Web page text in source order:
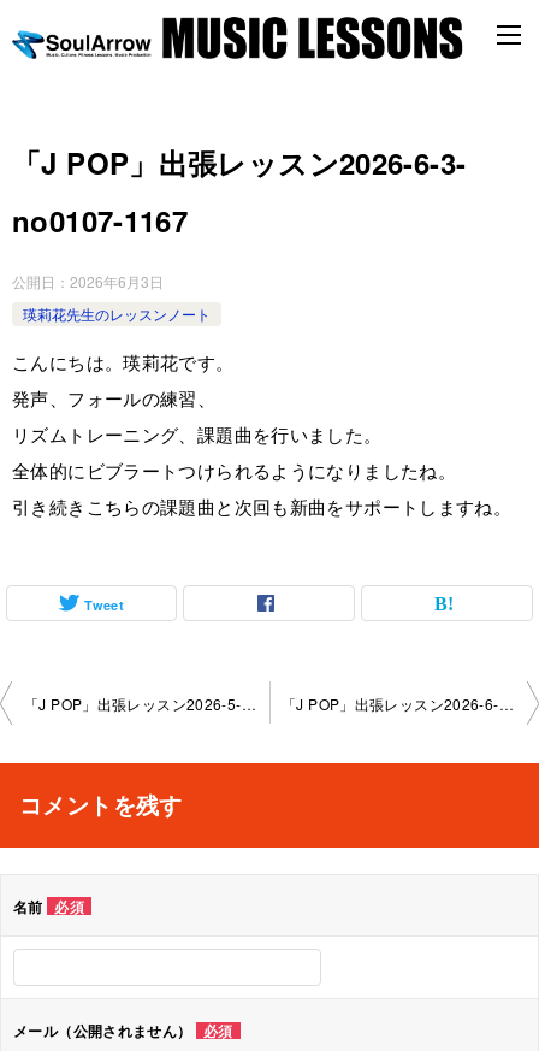
「J POP」出張レッスン2026-6-3-
no0107-1167
公開日： 2026年6月3日
瑛莉花先生のレッスンノート
こんにちは。瑛莉花です。
発声、フォールの練習、
リズムトレーニング、課題曲を行いました。
全体的にビブラートつけられるようになりましたね。
引き続きこちらの課題曲と次回も新曲をサポートしますね。
Tweet
投
ビ
シ
ョ
「J POP」出張レッスン2026-5-27-no0107-1167 「J POP」出張レッスン2026-6-10-no0107-1167
コメントを残す
名前 必須
メール（公開されません） 必須